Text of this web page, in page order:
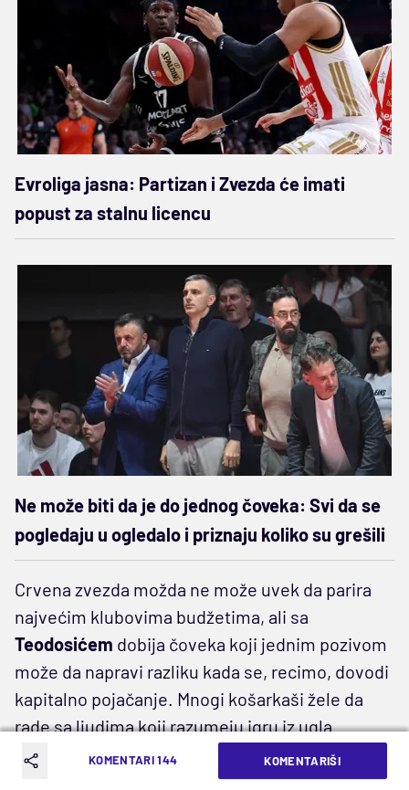
Evroliga jasna: Partizan i Zvezda će imati
popust za stalnu licencu
Ne može biti da je do jednog čoveka: Svi da se
pogledaju u ogledalo i priznaju koliko su grešili
Crvena zvezda možda ne može uvek da parira
najvećim klubovima budžetima, ali sa
Teodosićem dobija čoveka koji jednim pozivom
može da napravi razliku kada se, recimo, dovodi
kapitalno pojačanje. Mnogi košarkaši žele da
rade sa ljudima koji razumeju igru iz ugla
vrhunskog igrača, pored iskustva koje će u hodu
sticati kroz administraciju.Teodosićje
KOMENTARI 144 KOMENTARIŠI